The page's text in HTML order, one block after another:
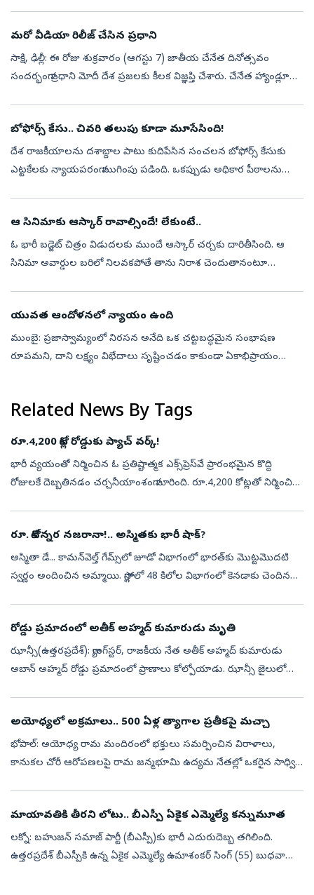
మరో వీడియా రిలీజ్ చేసిన ప్రధాని
సాక్షి, ఢిల్లీ: ఈ రోజు శుక్రవారం (ఆగస్టు 7) జాతీయ చేనేత దినోత్సవం
సందర్భంగా ప్రధాని మోదీ దేశ ప్రజలకు కీలక విజ్ఞప్తి చేశారు. చేనేత హ్యాండ్లూమ్
బోఫోర్స్‌ కేసు.. చివరి తలుపు కూడా మూసేసింది!
దేశ రాజకీయాలను దశాబ్దాల పాటు కుదిపేసిన సంచలన బోఫోర్స్‌ కేసుకు
ఎట్టకేలకు న్యాయపరంగా ముగింపు పడింది. ఒకప్పుడు అధికార పీఠాలను
ఆ సినిమాకు ఆస్కార్‌ రావాల్సిందే! లేకుంటే..
ఓ భారీ బడ్జెట్‌ చిత్రం విడుదలకు ముందే ఆస్కార్‌ చర్చకు దారితీసింది. ఆ
సినిమా అవార్డుల బరిలో నిలవకపోతే తాను నిరాశ చెందుతానంటూ
యువత ఆందోళనలో న్యాయం ఉంది
ముంబై: ప్రజాస్వామ్యంలో నిరసన అనేది ఒక చట్టబద్ధమైన సంభాషణ
రూపమని, దాని లక్ష్యం విభేదాలు సృష్టించడం కాకుండా ఏకాభిప్రాయం
Related News By Tags
రూ.4,200 కోట్ల రోడ్డుకు ప్యాచ్‌ వర్క్‌!
భారీ వ్యయంతో నిర్మించిన ఓ ప్రతిష్టాత్మక ఎక్స్‌ప్రెస్‌వే ప్రారంభమైన కొద్ది
రోజులకే దెబ్బతినడం చర్చనీయాంశంగా మారింది. రూ.4,200 కోట్లతో నిర్మించిన
రూ. కోటిన్నర నజరానా!.. అస్మితకు భారీ షాక్‌?
అస్మితా డే... కామన్‌వెల్త్‌ గేమ్స్‌లో జూడో విభాగంలో భారత్‌కు మొట్టమొదటి
స్వర్ణం అందించిన అమ్మాయి. గ్లాస్గోలో 48 కిలోల విభాగంలో కెనడాకు చెందిన
రోడ్డు ప్రమాదంలో అతీక్ అహ్మద్‌ కుమారుడు మృతి
ఝాన్సీ(ఉత్తరప్రదేశ్‌): గ్యాంగ్‌స్టర్‌, రాజకీయ నేత అతీక్ అహ్మద్‌ కుమారుడు
అబాన్ అహ్మద్‌ రోడ్డు ప్రమాదంలో ప్రాణాలు కోల్పోయాడు. ఝాన్సీ జైలులో
అయోధ్యలో అక్రమాలు.. 500 ఏళ్ల త్యాగాల ప్రతీకపై మచ్చా
భోపాల్‌: అయోధ్య రామ మందిరంలో భక్తులు సమర్పించిన విరాళాలు,
కానుకల చోరీ ఆరోపణలపై రామ జన్మభూమి ఉద్యమ నేతల్లో ఒకరైన సాధ్వి
మాయావతికి తీరని లోటు.. బీఎస్పీ ఏకైక ఎమ్మెల్యే కన్నుమూత
లక్నో: బహుజన్ సమాజ్ పార్టీ (బీఎస్పీ)కు భారీ ఎదురుదెబ్బ తగిలింది.
ఉత్తరప్రదేశ్ బీఎస్పీకి ఉన్న ఏకైక ఎమ్మెల్యే ఉమాశంకర్ సింగ్ (55) బుధవారం